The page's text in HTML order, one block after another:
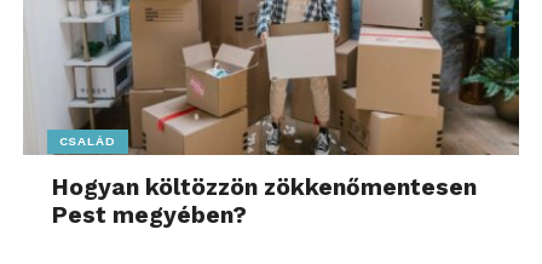
CSALÁD
Hogyan költözzön zökkenőmentesen
Pest megyében?